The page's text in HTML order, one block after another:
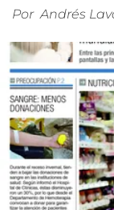
Por Andrés